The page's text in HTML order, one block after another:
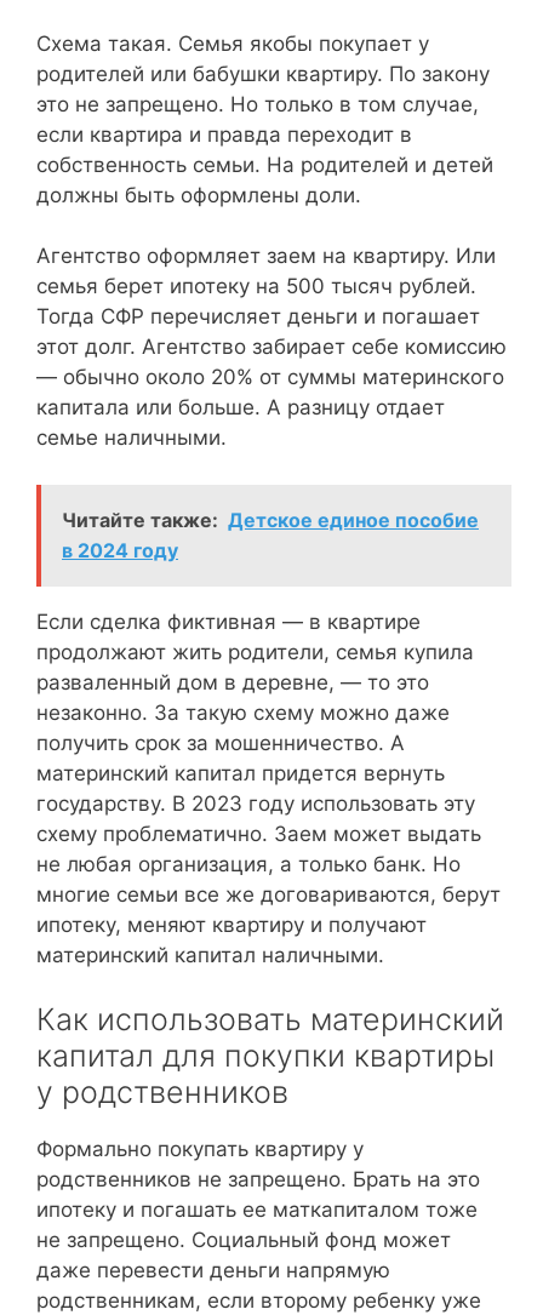
Схема такая. Семья якобы покупает у
родителей или бабушки квартиру. По закону
это не запрещено. Но только в том случае,
если квартира и правда переходит в
собственность семьи. На родителей и детей
должны быть оформлены доли.
Агентство оформляет заем на квартиру. Или
семья берет ипотеку на 500 тысяч рублей.
Тогда СФР перечисляет деньги и погашает
этот долг. Агентство забирает себе комиссию
— обычно около 20% от суммы материнского
капитала или больше. А разницу отдает
семье наличными.
Читайте также: Детское единое пособие
в 2024 году
Если сделка фиктивная — в квартире
продолжают жить родители, семья купила
разваленный дом в деревне, — то это
незаконно. За такую схему можно даже
получить срок за мошенничество. А
материнский капитал придется вернуть
государству. В 2023 году использовать эту
схему проблематично. Заем может выдать
не любая организация, а только банк. Но
многие семьи все же договариваются, берут
ипотеку, меняют квартиру и получают
материнский капитал наличными.
Как использовать материнский
капитал для покупки квартиры
у родственников
Формально покупать квартиру у
родственников не запрещено. Брать на это
ипотеку и погашать ее маткапиталом тоже
не запрещено. Социальный фонд может
даже перевести деньги напрямую
родственникам, если второму ребенку уже